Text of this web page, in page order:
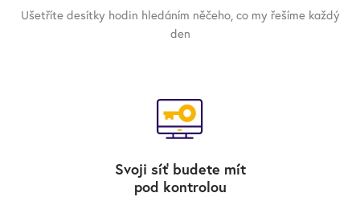
Ušetříte desítky hodin hledáním něčeho, co my řešíme každý
den
Svoji síť budete mít
pod kontrolou